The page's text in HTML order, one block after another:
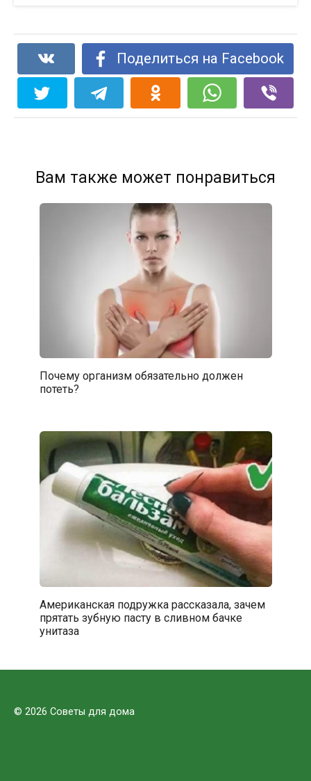
Поделиться на Facebook
Вам также может понравиться
Почему организм обязательно должен
потеть?
Американская подружка рассказала, зачем
прятать зубную пасту в сливном бачке
унитаза
© 2026 Советы для дома